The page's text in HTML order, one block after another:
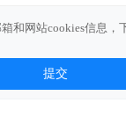
和网站cookies信息，